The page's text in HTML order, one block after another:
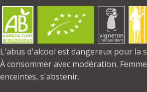
L'abus d'alcool est dangereux pour la
À consommer avec modération.
enceintes, s'abstenir.